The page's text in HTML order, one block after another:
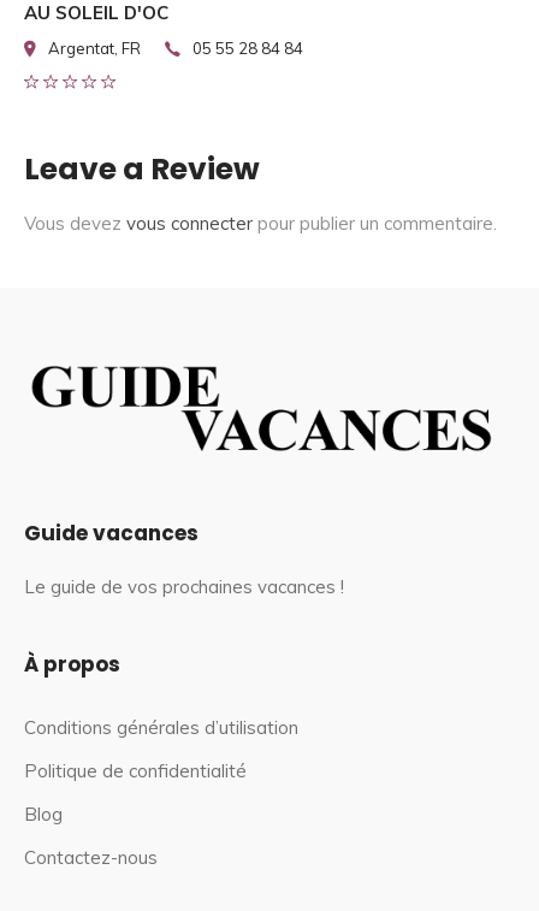
AU SOLEIL D'OC
Argentat, FR 05 55 28 84 84
Leave a Review
Vous devez vous connecter pour publier un commentaire.
Guide vacances
Le guide de vos prochaines vacances !
À propos
Conditions générales d’utilisation
Politique de confidentialité
Blog
Contactez-nous